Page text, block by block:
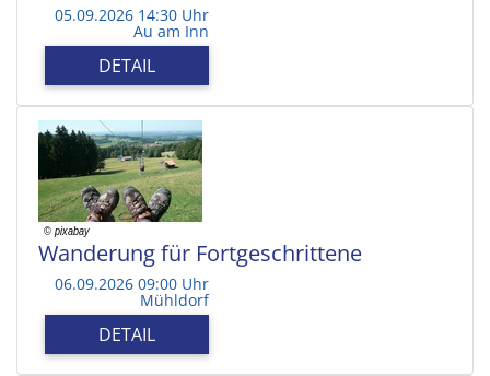
05.09.2026 14:30 Uhr
Au am Inn
DETAIL
Wanderung für Fortgeschrittene
06.09.2026 09:00 Uhr
Mühldorf
DETAIL